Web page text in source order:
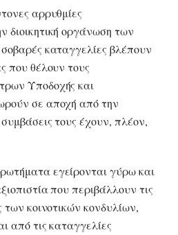
αρρυθμίες
διοικητική οργάνωση των
καταγγελίες βλέπουν
που θέλουν τους
Υποδοχής και
σε αποχή από την
τους έχουν, πλέον,
εγείρονται γύρω και
που περιβάλλουν τις
των κοινοτικών κονδυλίων,
από τις καταγγελίες